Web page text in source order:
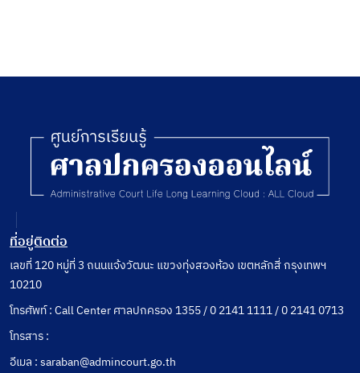
ที่อยู่ติดต่อ
เลขที่ 120 หมู่ที่ 3 ถนนแจ้งวัฒนะ แขวงทุ่งสองห้อง เขตหลักสี่ กรุงเทพฯ
10210
โทรศัพท์ : Call Center ศาลปกครอง 1355 / 0 2141 1111 / 0 2141 0713
โทรสาร :
อีเมล : saraban@admincourt.go.th